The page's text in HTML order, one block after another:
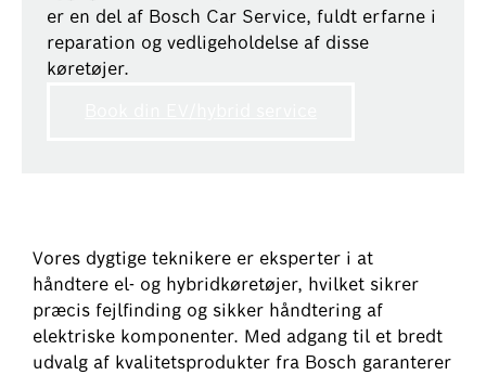
er en del af Bosch Car Service, fuldt erfarne i
reparation og vedligeholdelse af disse
køretøjer.
Vores dygtige teknikere er eksperter i at
håndtere el- og hybridkøretøjer, hvilket sikrer
præcis fejlfinding og sikker håndtering af
elektriske komponenter. Med adgang til et bredt
udvalg af kvalitetsprodukter fra Bosch garanterer